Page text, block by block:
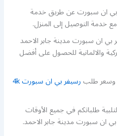
بي ان سبورت عن طريق خدمة
خدمة التوصيل إلى المنزل.
بي ان سبورت مدينة جابر الاحمد
والالمانية للحصول على أفضل
وسعر طلب
رسيفر بي ان سبورت 4k
مدار 24 ساعة لتلبية طلباتكم في جميع الأوقات
ان سبورت مدينة جابر الاحمد.